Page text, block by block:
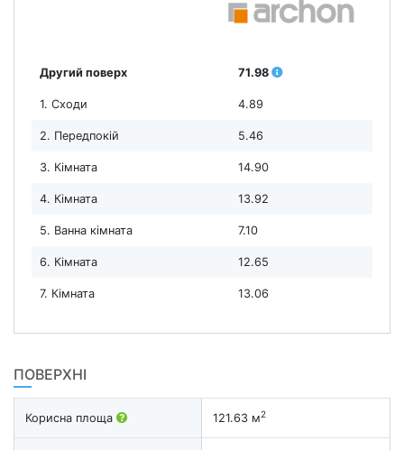
Другий поверх 71.98
1. Сходи 4.89
2. Передпокій 5.46
3. Кімната 14.90
4. Кімната 13.92
5. Ванна кімната 7.10
6. Кімната 12.65
7. Кімната 13.06
ПОВЕРХНІ
Корисна площа 121.63 м2